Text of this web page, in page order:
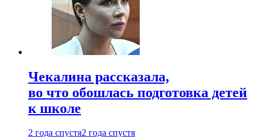
Чекалина рассказала,
во что обошлась подготовка детей
к школе
2 года спустя2 года спустя